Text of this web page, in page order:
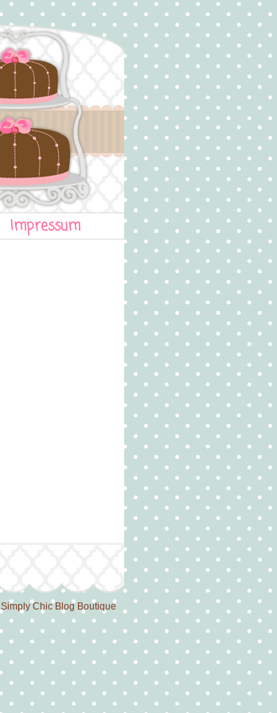
Impressum
Simply Chic Blog Boutique